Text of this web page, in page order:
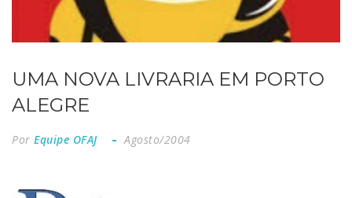
UMA NOVA LIVRARIA EM PORTO
ALEGRE
Por Equipe OFAJ Agosto/2004